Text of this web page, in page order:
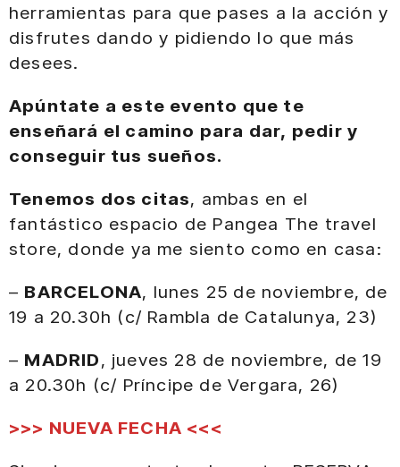
herramientas para que pases a la acción y
disfrutes dando y pidiendo lo que más
desees.
Apúntate a este evento que te
enseñará el camino para dar, pedir y
conseguir tus sueños.
Tenemos dos citas, ambas en el
fantástico espacio de Pangea The travel
store, donde ya me siento como en casa:
– BARCELONA, lunes 25 de noviembre, de
19 a 20.30h (c/ Rambla de Catalunya, 23)
– MADRID, jueves 28 de noviembre, de 19
a 20.30h (c/ Príncipe de Vergara, 26)
>>> NUEVA FECHA <<<